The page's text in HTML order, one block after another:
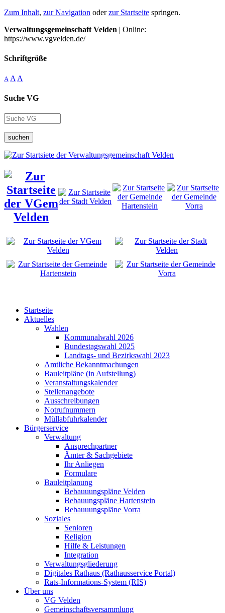
Zum Inhalt, zur Navigation oderzur Startseite springen.
Verwaltungsgemeinschaft Velden | Online:
https://www.vgvelden.de/
Schriftgröße
A A A
Suche VG
suchen
Startseite
Aktuelles
Wahlen
Kommunalwahl 2026
Bundestagswahl 2025
Landtags- und Bezirkswahl 2023
Amtliche Bekanntmachungen
Bauleitpläne (in Aufstellung)
Veranstaltungskalender
Stellenangebote
Ausschreibungen
Notrufnummern
Müllabfuhrkalender
Bürgerservice
Verwaltung
Ansprechpartner
Ämter & Sachgebiete
Ihr Anliegen
Formulare
Bauleitplanung
Bebauuungspläne Velden
Bebauungspläne Hartenstein
Bebauuungspläne Vorra
Soziales
Senioren
Religion
Hilfe & Leistungen
Integration
Verwaltungsgliederung
Digitales Rathaus (Rathausservice Portal)
Rats-Informations-System (RIS)
Über uns
VG Velden
Gemeinschaftsversammlung